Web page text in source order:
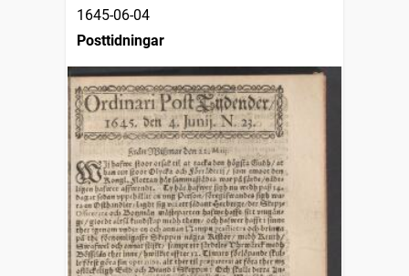
1645-06-04
Posttidningar